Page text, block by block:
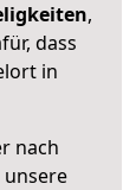
,
dass
in
nach
unsere